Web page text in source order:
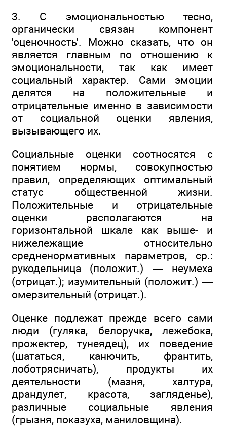
3. С эмоциональностью тесно,
органически связан компонент
'оценочность'. Можно сказать, что он
является главным по отношению к
эмоциональности, так как имеет
социальный характер. Сами эмоции
делятся на положительные и
отрицательные именно в зависимости
от социальной оценки явления,
вызывающего их.
Социальные оценки соотносятся с
понятием нормы, совокупностью
правил, определяющих оптимальный
статус общественной жизни.
Положительные и отрицательные
оценки располагаются на
горизонтальной шкале как выше- и
нижележащие относительно
средненормативных параметров, ср.:
рукодельница (положит.) — неумеха
(отрицат.); изумительный (положит.) —
омерзительный (отрицат.).
Оценке подлежат прежде всего сами
люди (гуляка, белоручка, лежебока,
прожектер, тунеядец), их поведение
(шататься, канючить, франтить,
лоботрясничать), продукты их
деятельности (мазня, халтура,
драндулет, красота, загляденье),
различные социальные явления
(грызня, показуха, маниловщина).